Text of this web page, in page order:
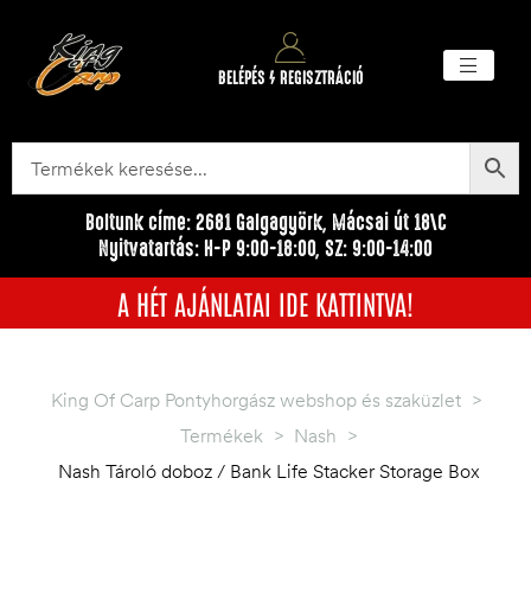
BELÉPÉS / REGISZTRÁCIÓ
Boltunk címe: 2681 Galgagyörk, Mácsai út 18\C
Nyitvatartás: H-P 9:00-18:00, SZ: 9:00-14:00
A HÉT AJÁNLATAI IDE KATTINTVA!
King Of Carp Pontyhorgász webshop és szaküzlet >
Termékek > Nash >
Nash Tároló doboz / Bank Life Stacker Storage Box